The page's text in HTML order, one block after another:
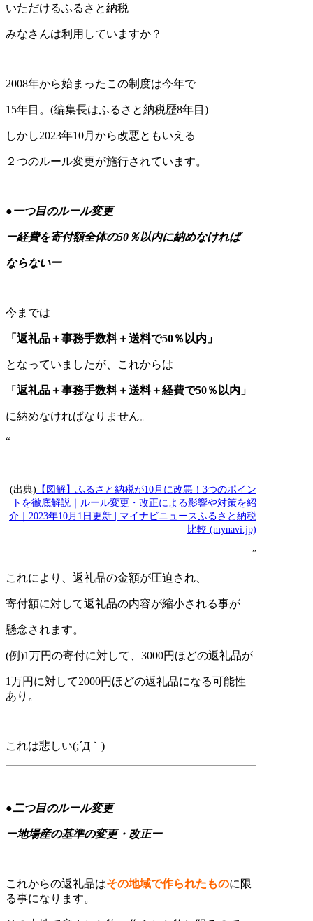
いただけるふるさと納税
みなさんは利用していますか？
2008年から始まったこの制度は今年で
15年目。(編集長はふるさと納税歴8年目)
しかし2023年10月から改悪ともいえる
２つのルール変更が施行されています。
●一つ目のルール変更
ー経費を寄付額全体の50％以内に納めなければ
ならないー
今までは
「返礼品＋事務手数料＋送料で50％以内」
となっていましたが、 これからは
「 返礼品＋事務手数料＋送料＋経費で50％以内」
に納めなければなりません。
“
(出典) 【図解】ふるさと納税が10月に改悪！3つのポイン
トを徹底解説｜ルール変更・改正による影響や対策を紹
介｜2023年10月1日更新 | マイナビニュースふるさと納税
比較 (mynavi.jp)
”
これにより、返礼品の金額が圧迫され、
寄付額に対して返礼品の内容が縮小される事が
懸念されます。
(例)1万円の寄付に対して、3000円ほどの返礼品が
1万円に対して2000円ほどの返礼品になる可能性
あり。
これは悲しい(;´Д｀)
●二つ目のルール変更
ー地場産の基準の変更・改正ー
これからの返礼品はその地域で作られたものに限
る事になります。